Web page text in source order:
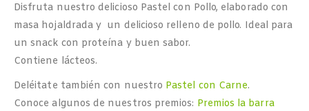
Disfruta nuestro delicioso Pastel con Pollo, elaborado con
masa hojaldrada y un delicioso relleno de pollo. Ideal para
un snack con proteína y buen sabor.
Contiene lácteos.
Deléitate también con nuestro Pastel con Carne.
Conoce algunos de nuestros premios: Premios la barra